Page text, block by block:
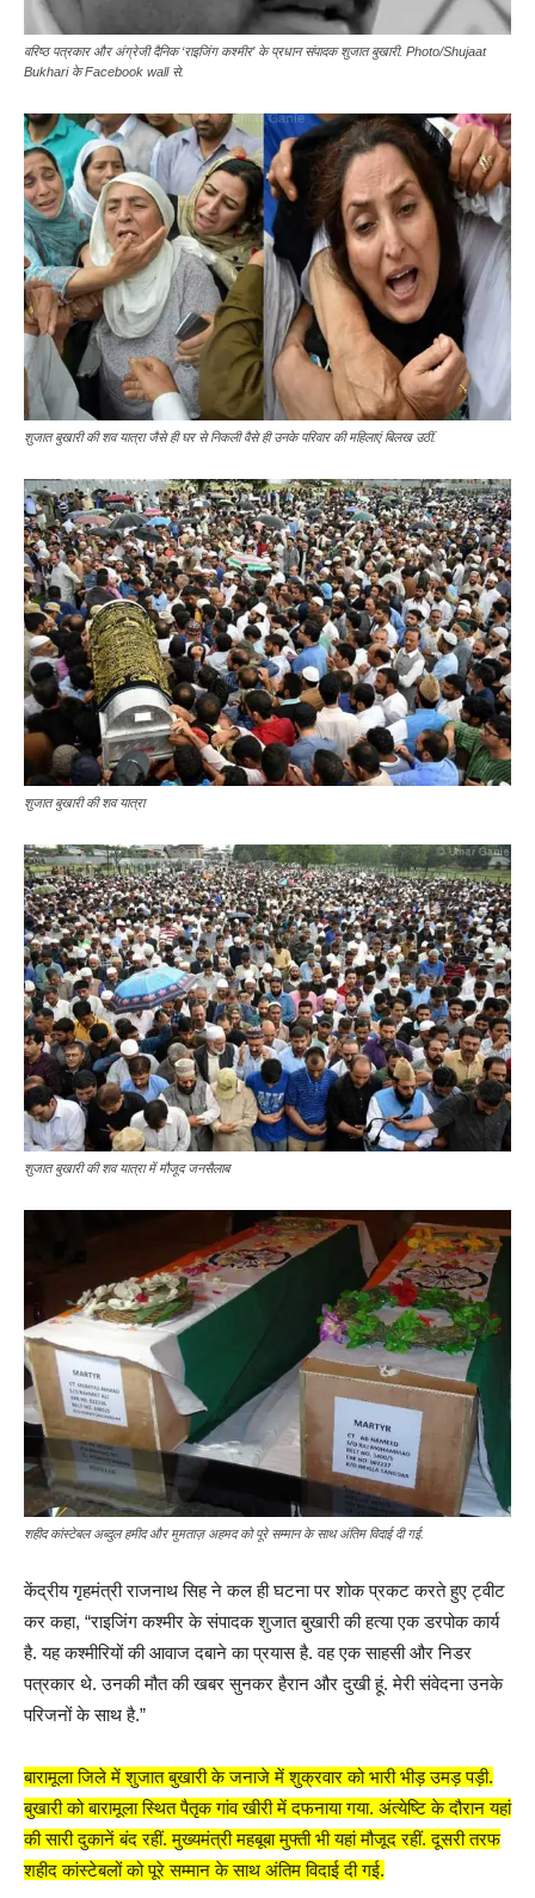
वरिष्ठ पत्रकार और अंग्रेजी दैनिक ‘राइजिंग कश्मीर’ के प्रधान संपादक शुजात बुखारी. Photo/Shujaat
Bukhari के Facebook wall से.
शुजात बुखारी की शव यात्रा जैसे ही घर से निकली वैसे ही उनके परिवार की महिलाएं बिलख उठीं.
शुजात बुखारी की शव यात्रा
शुजात बुखारी की शव यात्रा में मौजूद जनसैलाब
शहीद कांस्टेबल अब्दुल हमीद और मुमताज़ अहमद को पूरे सम्मान के साथ अंतिम विदाई दी गई.
केंद्रीय गृहमंत्री राजनाथ सिह ने कल ही घटना पर शोक प्रकट करते हुए ट्वीट
कर कहा, “राइजिंग कश्मीर के संपादक शुजात बुखारी की हत्या एक डरपोक कार्य
है. यह कश्मीरियों की आवाज दबाने का प्रयास है. वह एक साहसी और निडर
पत्रकार थे. उनकी मौत की खबर सुनकर हैरान और दुखी हूं. मेरी संवेदना उनके
परिजनों के साथ है.”
बारामूला जिले में शुजात बुखारी के जनाजे में शुक्रवार को भारी भीड़ उमड़ पड़ी.
बुखारी को बारामूला स्थित पैतृक गांव खीरी में दफनाया गया. अंत्येष्टि के दौरान यहां
की सारी दुकानें बंद रहीं. मुख्यमंत्री महबूबा मुफ्ती भी यहां मौजूद रहीं. दूसरी तरफ
शहीद कांस्टेबलों को पूरे सम्मान के साथ अंतिम विदाई दी गई.